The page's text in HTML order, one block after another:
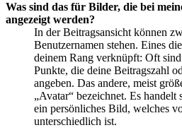
Was sind das für Bilder, die bei
angezeigt werden?
In der Beitragsansicht können
Benutzernamen stehen. Eines
deinem Rang verknüpft: Oft
Punkte, die deine Beitragszahl
angeben. Das andere, meist
„Avatar“ bezeichnet. Es
ein persönliches Bild, welches
unterschiedlich ist.